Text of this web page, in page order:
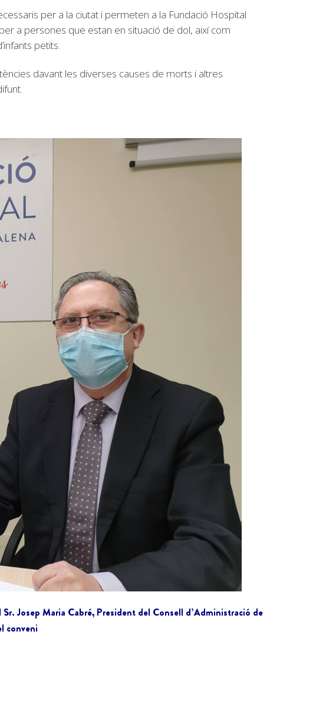
per a la ciutat i permeten a la Fundació Hospital
per a persones que estan en situació de dol, així com
petits.
davant les diverses causes de morts i altres
Josep Maria Cabré, President del Consell d’Administració de
conveni